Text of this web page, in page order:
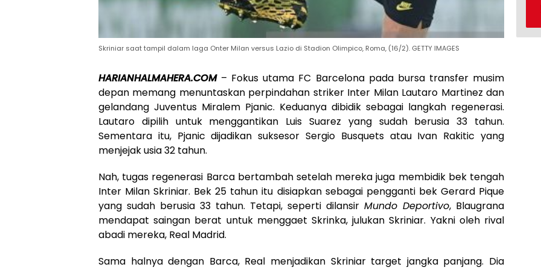
Skriniar saat tampil dalam laga Onter Milan versus Lazio di Stadion Olimpico, Roma, (16/2). GETTY IMAGES
HARIANHALMAHERA.COM– Fokus utama FC Barcelona pada bursa transfer musim
depan memang menuntaskan perpindahan striker Inter Milan Lautaro Martinez dan
gelandang Juventus Miralem Pjanic. Keduanya dibidik sebagai langkah regenerasi.
Lautaro dipilih untuk menggantikan Luis Suarez yang sudah berusia 33 tahun.
Sementara itu, Pjanic dijadikan suksesor Sergio Busquets atau Ivan Rakitic yang
menjejak usia 32 tahun.
Nah, tugas regenerasi Barca bertambah setelah mereka juga membidik bek tengah
Inter Milan Skriniar. Bek 25 tahun itu disiapkan sebagai pengganti bek Gerard Pique
yang sudah berusia 33 tahun. Tetapi, seperti dilansir Mundo Deportivo, Blaugrana
mendapat saingan berat untuk menggaet Skrinka, julukan Skriniar. Yakni oleh rival
abadi mereka, Real Madrid.
Sama halnya dengan Barca, Real menjadikan Skriniar target jangka panjang. Dia